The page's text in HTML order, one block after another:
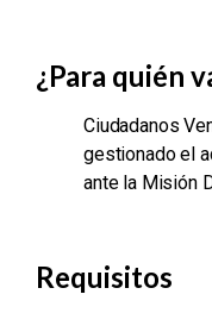
¿Para quién
Ciudadanos
gestionado el
ante la Misión
Requisitos